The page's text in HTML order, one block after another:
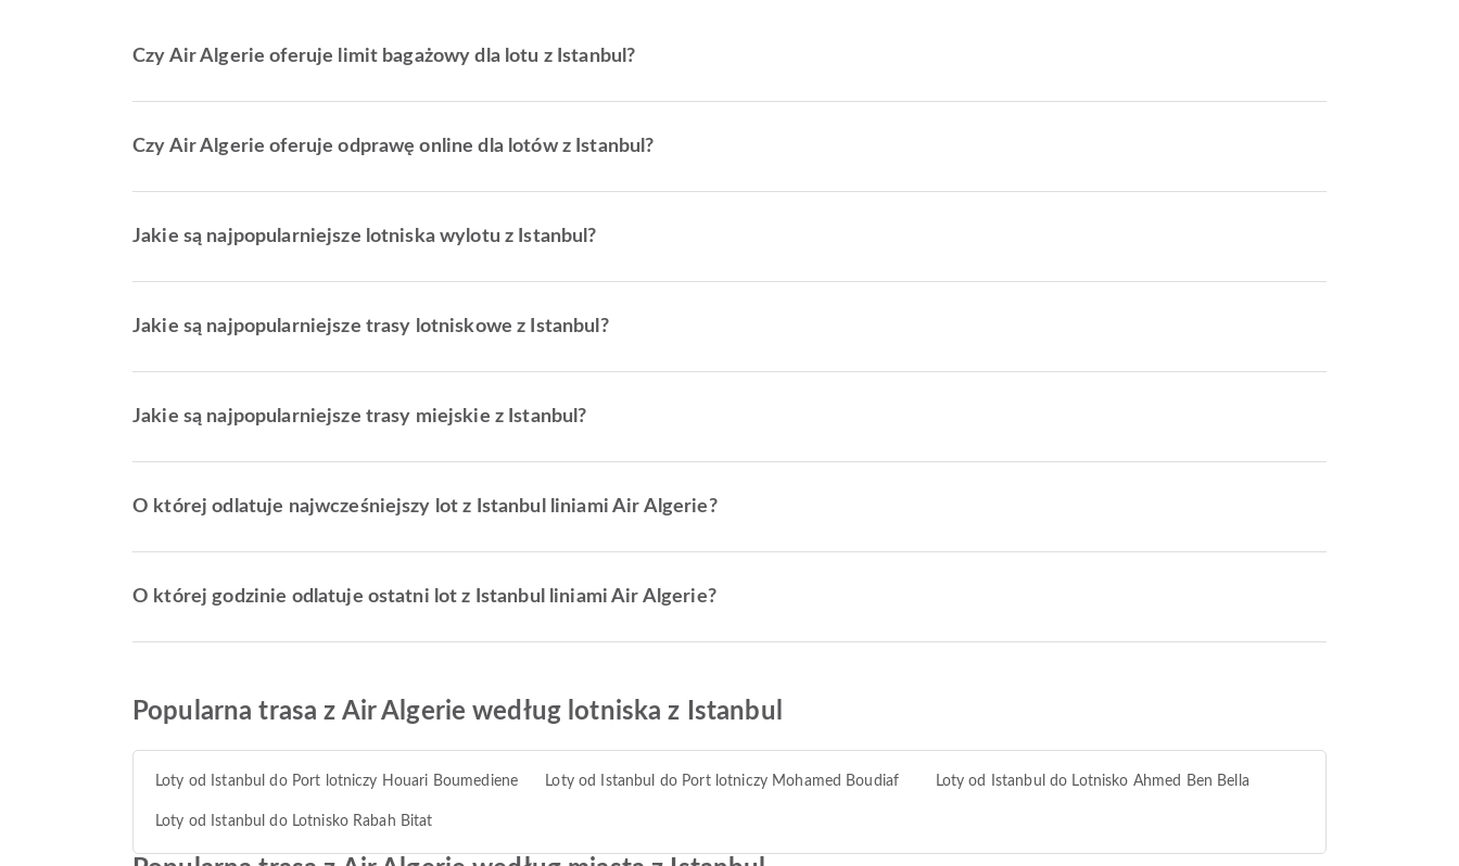
Czy Air Algerie oferuje limit bagażowy dla lotu z Istanbul?
Czy Air Algerie oferuje odprawę online dla lotów z Istanbul?
Jakie są najpopularniejsze lotniska wylotu z Istanbul?
Jakie są najpopularniejsze trasy lotniskowe z Istanbul?
Jakie są najpopularniejsze trasy miejskie z Istanbul?
O której odlatuje najwcześniejszy lot z Istanbul liniami Air Algerie?
O której godzinie odlatuje ostatni lot z Istanbul liniami Air Algerie?
Popularna trasa z Air Algerie według lotniska z Istanbul
Loty od Istanbul do Port lotniczy Houari Boumediene Loty od Istanbul do Port lotniczy Mohamed Boudiaf Loty od Istanbul do Lotnisko Ahmed Ben Bella
Loty od Istanbul do Lotnisko Rabah Bitat